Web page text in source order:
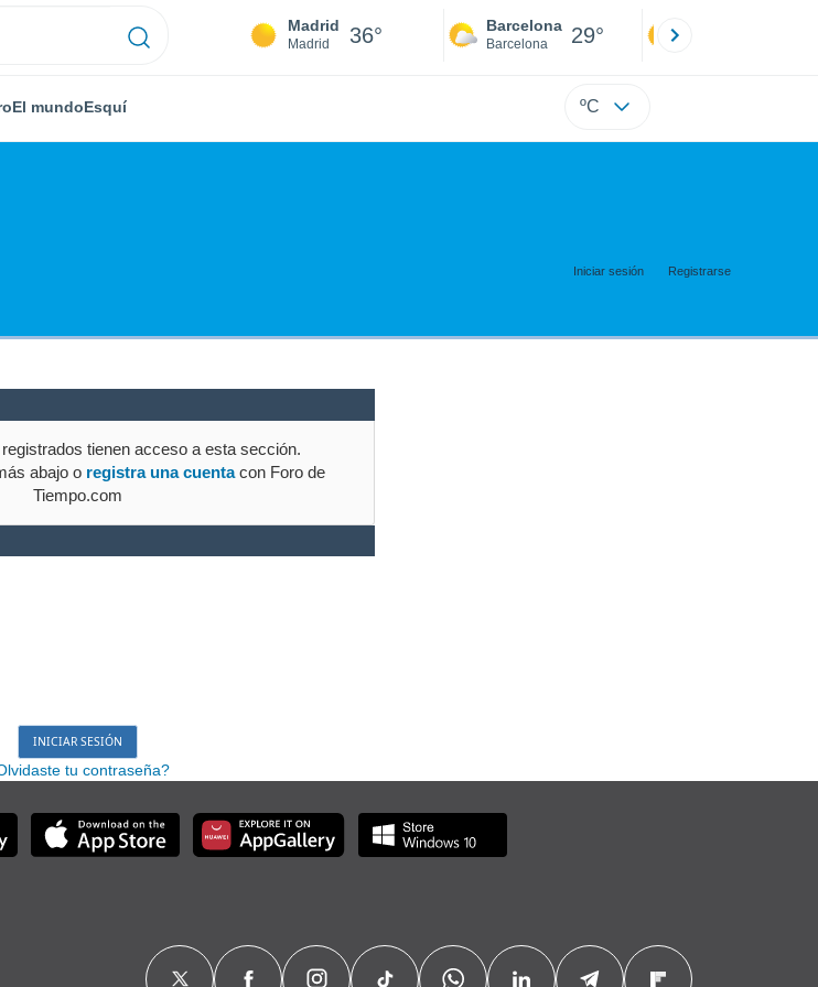
Madrid
Madrid 36° Barcelona
Barcelona 29°
El mundoEsquí ºC
Iniciar sesión Registrarse
tienen acceso a esta sección.
abajo o registra una cuentacon Foro de
Tiempo.com
tu contraseña?